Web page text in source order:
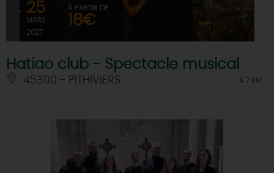
25
MARS
2027
À PARTIR DE
18€
Hatiao club - Spectacle musical
45300 - PITHIVIERS À 7 KM